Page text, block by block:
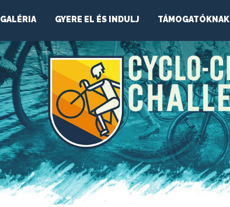
GALÉRIA GYERE EL ÉS INDULJ TÁMOGATÓKNAK